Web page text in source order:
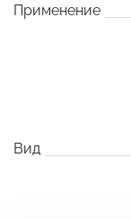
Применение
Вид